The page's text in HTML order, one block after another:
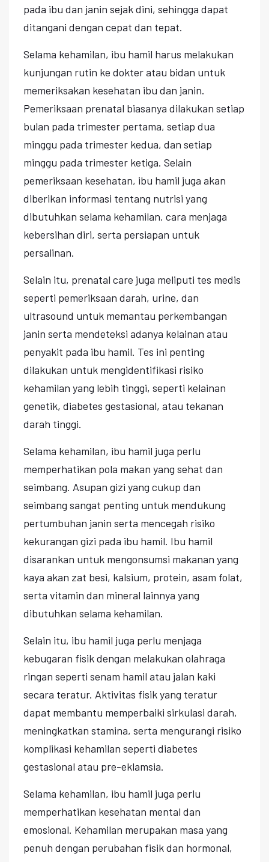
pada ibu dan janin sejak dini, sehingga dapat
ditangani dengan cepat dan tepat.
Selama kehamilan, ibu hamil harus melakukan
kunjungan rutin ke dokter atau bidan untuk
memeriksakan kesehatan ibu dan janin.
Pemeriksaan prenatal biasanya dilakukan setiap
bulan pada trimester pertama, setiap dua
minggu pada trimester kedua, dan setiap
minggu pada trimester ketiga. Selain
pemeriksaan kesehatan, ibu hamil juga akan
diberikan informasi tentang nutrisi yang
dibutuhkan selama kehamilan, cara menjaga
kebersihan diri, serta persiapan untuk
persalinan.
Selain itu, prenatal care juga meliputi tes medis
seperti pemeriksaan darah, urine, dan
ultrasound untuk memantau perkembangan
janin serta mendeteksi adanya kelainan atau
penyakit pada ibu hamil. Tes ini penting
dilakukan untuk mengidentifikasi risiko
kehamilan yang lebih tinggi, seperti kelainan
genetik, diabetes gestasional, atau tekanan
darah tinggi.
Selama kehamilan, ibu hamil juga perlu
memperhatikan pola makan yang sehat dan
seimbang. Asupan gizi yang cukup dan
seimbang sangat penting untuk mendukung
pertumbuhan janin serta mencegah risiko
kekurangan gizi pada ibu hamil. Ibu hamil
disarankan untuk mengonsumsi makanan yang
kaya akan zat besi, kalsium, protein, asam folat,
serta vitamin dan mineral lainnya yang
dibutuhkan selama kehamilan.
Selain itu, ibu hamil juga perlu menjaga
kebugaran fisik dengan melakukan olahraga
ringan seperti senam hamil atau jalan kaki
secara teratur. Aktivitas fisik yang teratur
dapat membantu memperbaiki sirkulasi darah,
meningkatkan stamina, serta mengurangi risiko
komplikasi kehamilan seperti diabetes
gestasional atau pre-eklamsia.
Selama kehamilan, ibu hamil juga perlu
memperhatikan kesehatan mental dan
emosional. Kehamilan merupakan masa yang
penuh dengan perubahan fisik dan hormonal,